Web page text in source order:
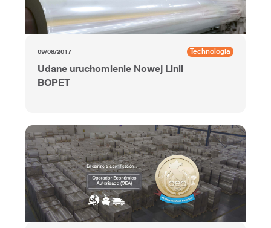
09/08/2017 Technologia
Udane uruchomienie Nowej Linii
BOPET